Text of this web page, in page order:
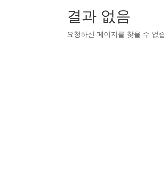
결과 없음
요청하신 페이지를 찾을 수 없